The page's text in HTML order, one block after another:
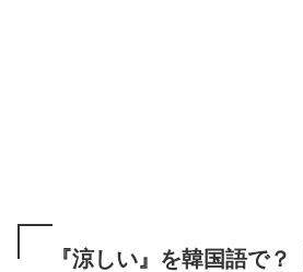
『涼しい』を韓国語で？